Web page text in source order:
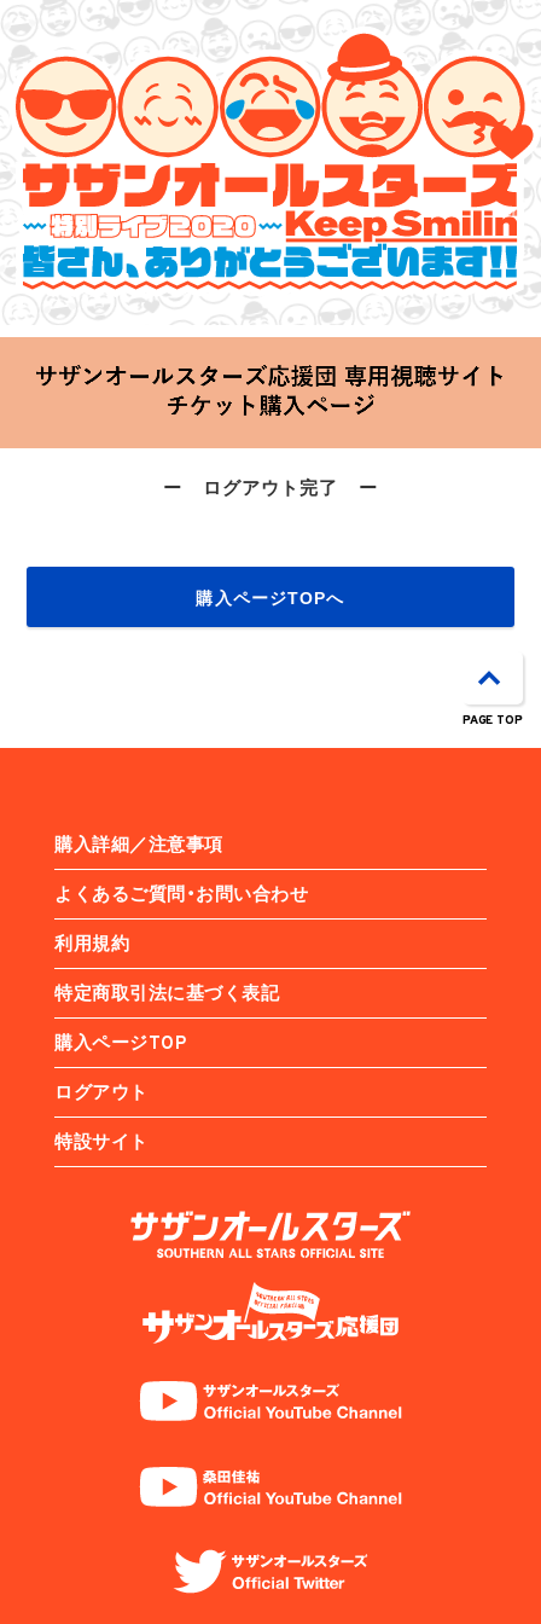
サザンオールスターズ 特別ライブ 2020
「Keep Smilin’～皆さん、ありがとうございます!!～」
2020.06.25 Thu 20:00 Start at 横浜アリーナ
ー ログアウト完了 ー
購入ページTOPへ
購入詳細／注意事項
よくあるご質問・お問い合わせ
利用規約
特定商取引法に基づく表記
購入ページTOP
ログアウト
特設サイト
PAGE TOP